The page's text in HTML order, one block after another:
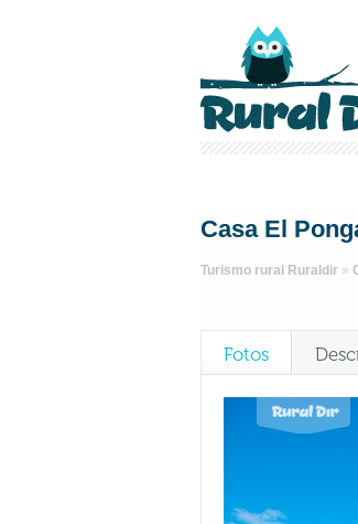
Casa El
Turismo rural Ruraldir »
Fotos